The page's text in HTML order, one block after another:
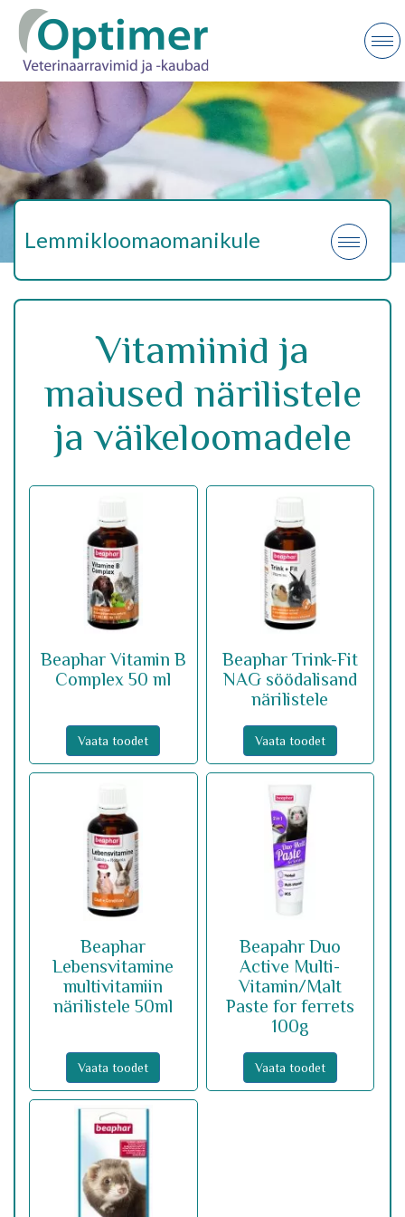
Lemmikloomaomanikule
Vitamiinid ja
maiused närilistele
ja väikeloomadele
Beaphar Vitamin B
Complex 50 ml
Vaata toodet
Beaphar Trink-Fit
NAG söödalisand
närilistele
Vaata toodet
Beaphar
Lebensvitamine
multivitamiin
närilistele 50ml
Vaata toodet
Beapahr Duo
Active Multi-
Vitamin/Malt
Paste for ferrets
100g
Vaata toodet